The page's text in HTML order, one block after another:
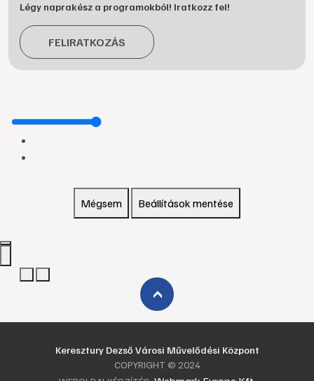
Légy naprakész a programokból! Iratkozz fel!
FELIRATKOZÁS
Mégsem Beállítások mentése
›
Keresztury Dezső Városi Művelődési Központ
COPYRIGHT © 2024